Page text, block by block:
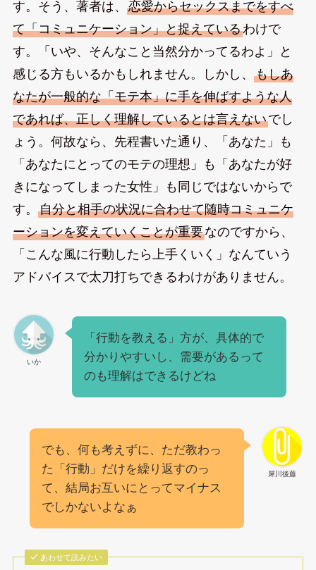
す。そう、著者は、 恋愛からセックスまでをすべ
て「コミュニケーション」と捉えているわけで
す。「いや、そんなこと当然分かってるわよ」と
感じる方もいるかもしれません。しかし、 もしあ
なたが一般的な「モテ本」に手を伸ばすような人
であれば、正しく理解しているとは言えないでし
ょう。何故なら、先程書いた通り、「あなた」も
「あなたにとってのモテの理想」も「あなたが好
きになってしまった女性」も同じではないからで
す。 自分と相手の状況に合わせて随時コミュニケ
ーションを変えていくことが重要なのですから、
「こんな風に行動したら上手くいく」なんていう
アドバイスで太刀打ちできるわけがありません。
いか
「行動を教える」方が、具体的で
分かりやすいし、需要があるって
のも理解はできるけどね
犀川後藤
でも、何も考えずに、ただ教わっ
た「行動」だけを繰り返すのっ
て、結局お互いにとってマイナス
でしかないよなぁ
あわせて読みたい